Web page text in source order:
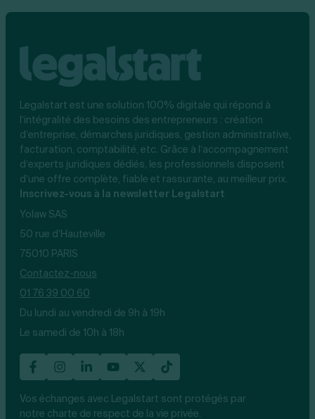
Legalstart est une solution 100% digitale qui répond à
l’intégralité des besoins des entrepreneurs : création
d’entreprise, démarches juridiques, gestion administrative,
facturation, comptabilité, etc. Grâce à l’accompagnement
d’experts juridiques dédiés, les professionnels disposent
d’une offre complète, fiable et rassurante, au meilleur prix.
Inscrivez-vous à la newsletter Legalstart
Yolaw SAS
50 rue d’Hauteville
75010 PARIS
Contactez-nous
01 76 39 00 60
Du lundi au vendredi de 9h à 19h
Le samedi de 10h à 18h
Vos échanges avec Legalstart sont protégés par
notre charte de respect de la vie privée.